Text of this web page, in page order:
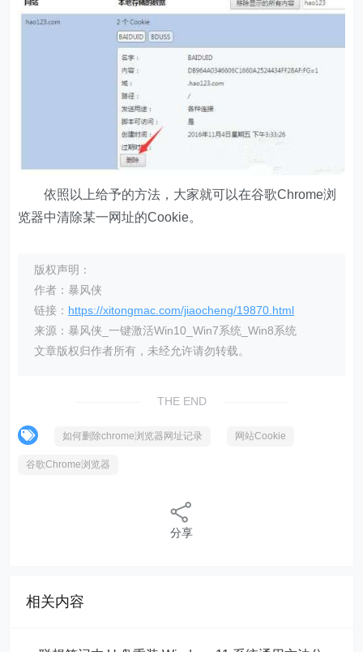
依照以上给予的方法，大家就可以在谷歌Chrome浏
览器中清除某一网址的Cookie。
版权声明：
作者：暴风侠
链接： https://xitongmac.com/jiaocheng/19870.html
来源：暴风侠_一键激活Win10_Win7系统_Win8系统
文章版权归作者所有，未经允许请勿转载。
THE END
如何删除chrome浏览器网址记录 网站Cookie
谷歌Chrome浏览器
分享
相关内容